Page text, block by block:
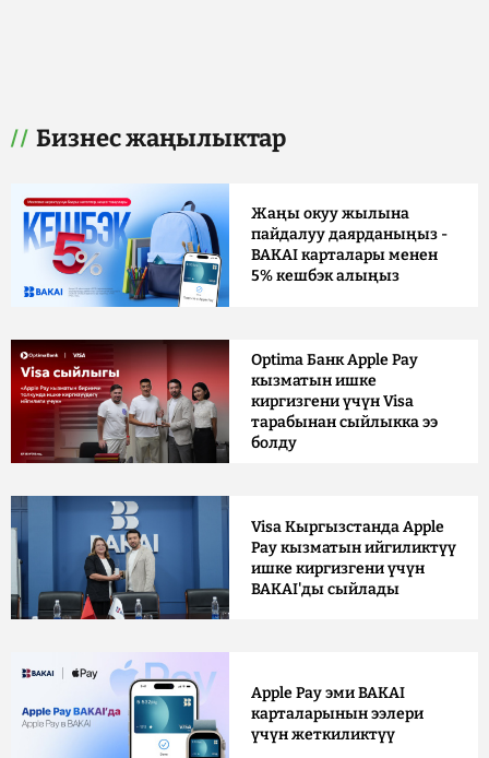
Бизнес жаңылыктар
Жаңы окуу жылына
пайдалуу даярданыңыз -
BAKAI карталары менен
5% кешбэк алыңыз
Optima Банк Apple Pay
кызматын ишке
киргизгени үчүн Visa
тарабынан сыйлыкка ээ
болду
Visa Кыргызстанда Apple
Pay кызматын ийгиликтүү
ишке киргизгени үчүн
BAKAI'ды сыйлады
Apple Pay эми BAKAI
карталарынын ээлери
үчүн жеткиликтүү